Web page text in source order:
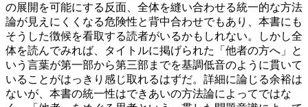
の展開を可能にする反面、全体を縫い合わせる統一的な方法
論が見えにくくなる危険性と背中合わせでもあり、本書にも
そうした徴候を看取する読者がいるかもしれない。しかし全
体を読んでみれば、タイトルに掲げられた「他者の方へ」と
いう言葉が第一部から第三部までを基調低音のように貫いて
いることがはっきり感じ取れるはずだ。詳細に論じる余裕は
ないが、本書の統一性はできあいの方法論によってではな